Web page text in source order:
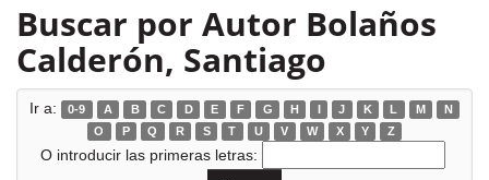
Buscar por Autor Bolaños
Calderón, Santiago
Ir a: 0-9 A B C D E F G H I J K L M
N
O
P Q R S T U V W X Y Z
O introducir las primeras letras: